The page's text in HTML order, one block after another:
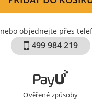
nebo objednejte přes
499 984 219
Ověřené způsoby